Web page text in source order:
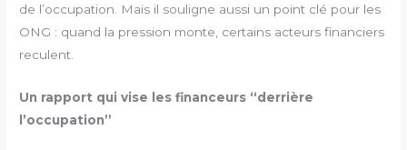
de l’occupation. Mais il souligne aussi un point clé pour les
ONG : quand la pression monte, certains acteurs financiers
reculent.
Un rapport qui vise les financeurs “derrière
l’occupation”